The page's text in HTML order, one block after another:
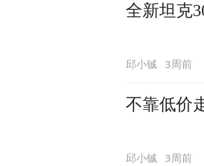
全新坦克
邱小铖 3周前
不靠低价
邱小铖 3周前